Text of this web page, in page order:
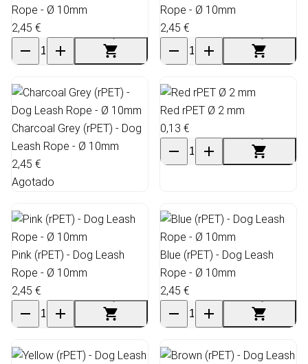
Rope - Ø 10mm
2,45 €
Rope - Ø 10mm
2,45 €
Charcoal Grey (rPET) - Dog
Leash Rope - Ø 10mm
2,45 €
Agotado
Red rPET Ø 2 mm
0,13 €
Pink (rPET) - Dog Leash
Rope - Ø 10mm
2,45 €
Blue (rPET) - Dog Leash
Rope - Ø 10mm
2,45 €